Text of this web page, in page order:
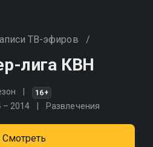
ТВ-эфиров /
лига КВН
16+
– 2014 Развлечения
Смотреть